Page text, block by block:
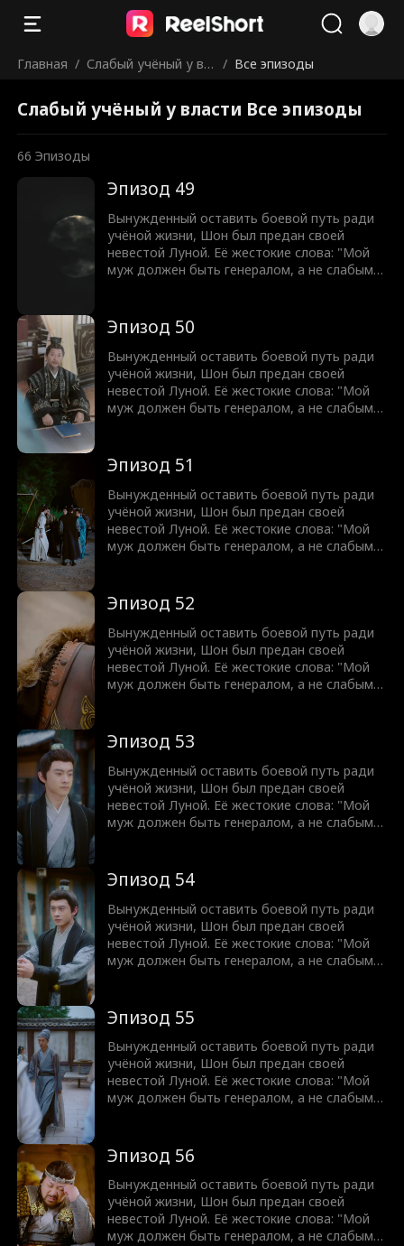
Главная / Слабый учёный у вл
/ Все эпизоды
Слабый учёный у власти Все эпизоды
66 Эпизоды
Эпизод 49
Вынужденный оставить боевой путь ради
учёной жизни, Шон был предан своей
невестой Луной. Её жестокие слова: "Мой
муж должен быть генералом, а не слабым
Оставив учёную жизнь позади, он восстаёт
из пепла, чтобы завоевать землю и вернуть
свою судьбу легендарного генерала. Никто
не может остановить мужчину, которому
суждено править.
Эпизод 50
Вынужденный оставить боевой путь ради
учёной жизни, Шон был предан своей
невестой Луной. Её жестокие слова: "Мой
муж должен быть генералом, а не слабым
Оставив учёную жизнь позади, он восстаёт
из пепла, чтобы завоевать землю и вернуть
свою судьбу легендарного генерала. Никто
не может остановить мужчину, которому
суждено править.
Эпизод 51
Вынужденный оставить боевой путь ради
учёной жизни, Шон был предан своей
невестой Луной. Её жестокие слова: "Мой
муж должен быть генералом, а не слабым
Оставив учёную жизнь позади, он восстаёт
из пепла, чтобы завоевать землю и вернуть
свою судьбу легендарного генерала. Никто
не может остановить мужчину, которому
суждено править.
Эпизод 52
Вынужденный оставить боевой путь ради
учёной жизни, Шон был предан своей
невестой Луной. Её жестокие слова: "Мой
муж должен быть генералом, а не слабым
Оставив учёную жизнь позади, он восстаёт
из пепла, чтобы завоевать землю и вернуть
свою судьбу легендарного генерала. Никто
не может остановить мужчину, которому
суждено править.
Эпизод 53
Вынужденный оставить боевой путь ради
учёной жизни, Шон был предан своей
невестой Луной. Её жестокие слова: "Мой
муж должен быть генералом, а не слабым
Оставив учёную жизнь позади, он восстаёт
из пепла, чтобы завоевать землю и вернуть
свою судьбу легендарного генерала. Никто
не может остановить мужчину, которому
суждено править.
Эпизод 54
Вынужденный оставить боевой путь ради
учёной жизни, Шон был предан своей
невестой Луной. Её жестокие слова: "Мой
муж должен быть генералом, а не слабым
Оставив учёную жизнь позади, он восстаёт
из пепла, чтобы завоевать землю и вернуть
свою судьбу легендарного генерала. Никто
не может остановить мужчину, которому
суждено править.
Эпизод 55
Вынужденный оставить боевой путь ради
учёной жизни, Шон был предан своей
невестой Луной. Её жестокие слова: "Мой
муж должен быть генералом, а не слабым
Оставив учёную жизнь позади, он восстаёт
из пепла, чтобы завоевать землю и вернуть
свою судьбу легендарного генерала. Никто
не может остановить мужчину, которому
суждено править.
Эпизод 56
Вынужденный оставить боевой путь ради
учёной жизни, Шон был предан своей
невестой Луной. Её жестокие слова: "Мой
муж должен быть генералом, а не слабым